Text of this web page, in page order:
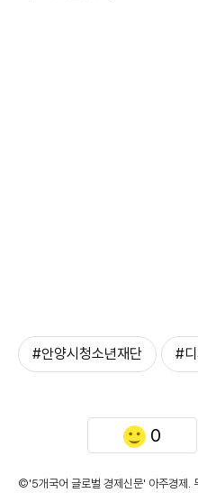
#안양시청소년재단 #
0
©'5개국어 글로벌 경제신문' 아주경제.